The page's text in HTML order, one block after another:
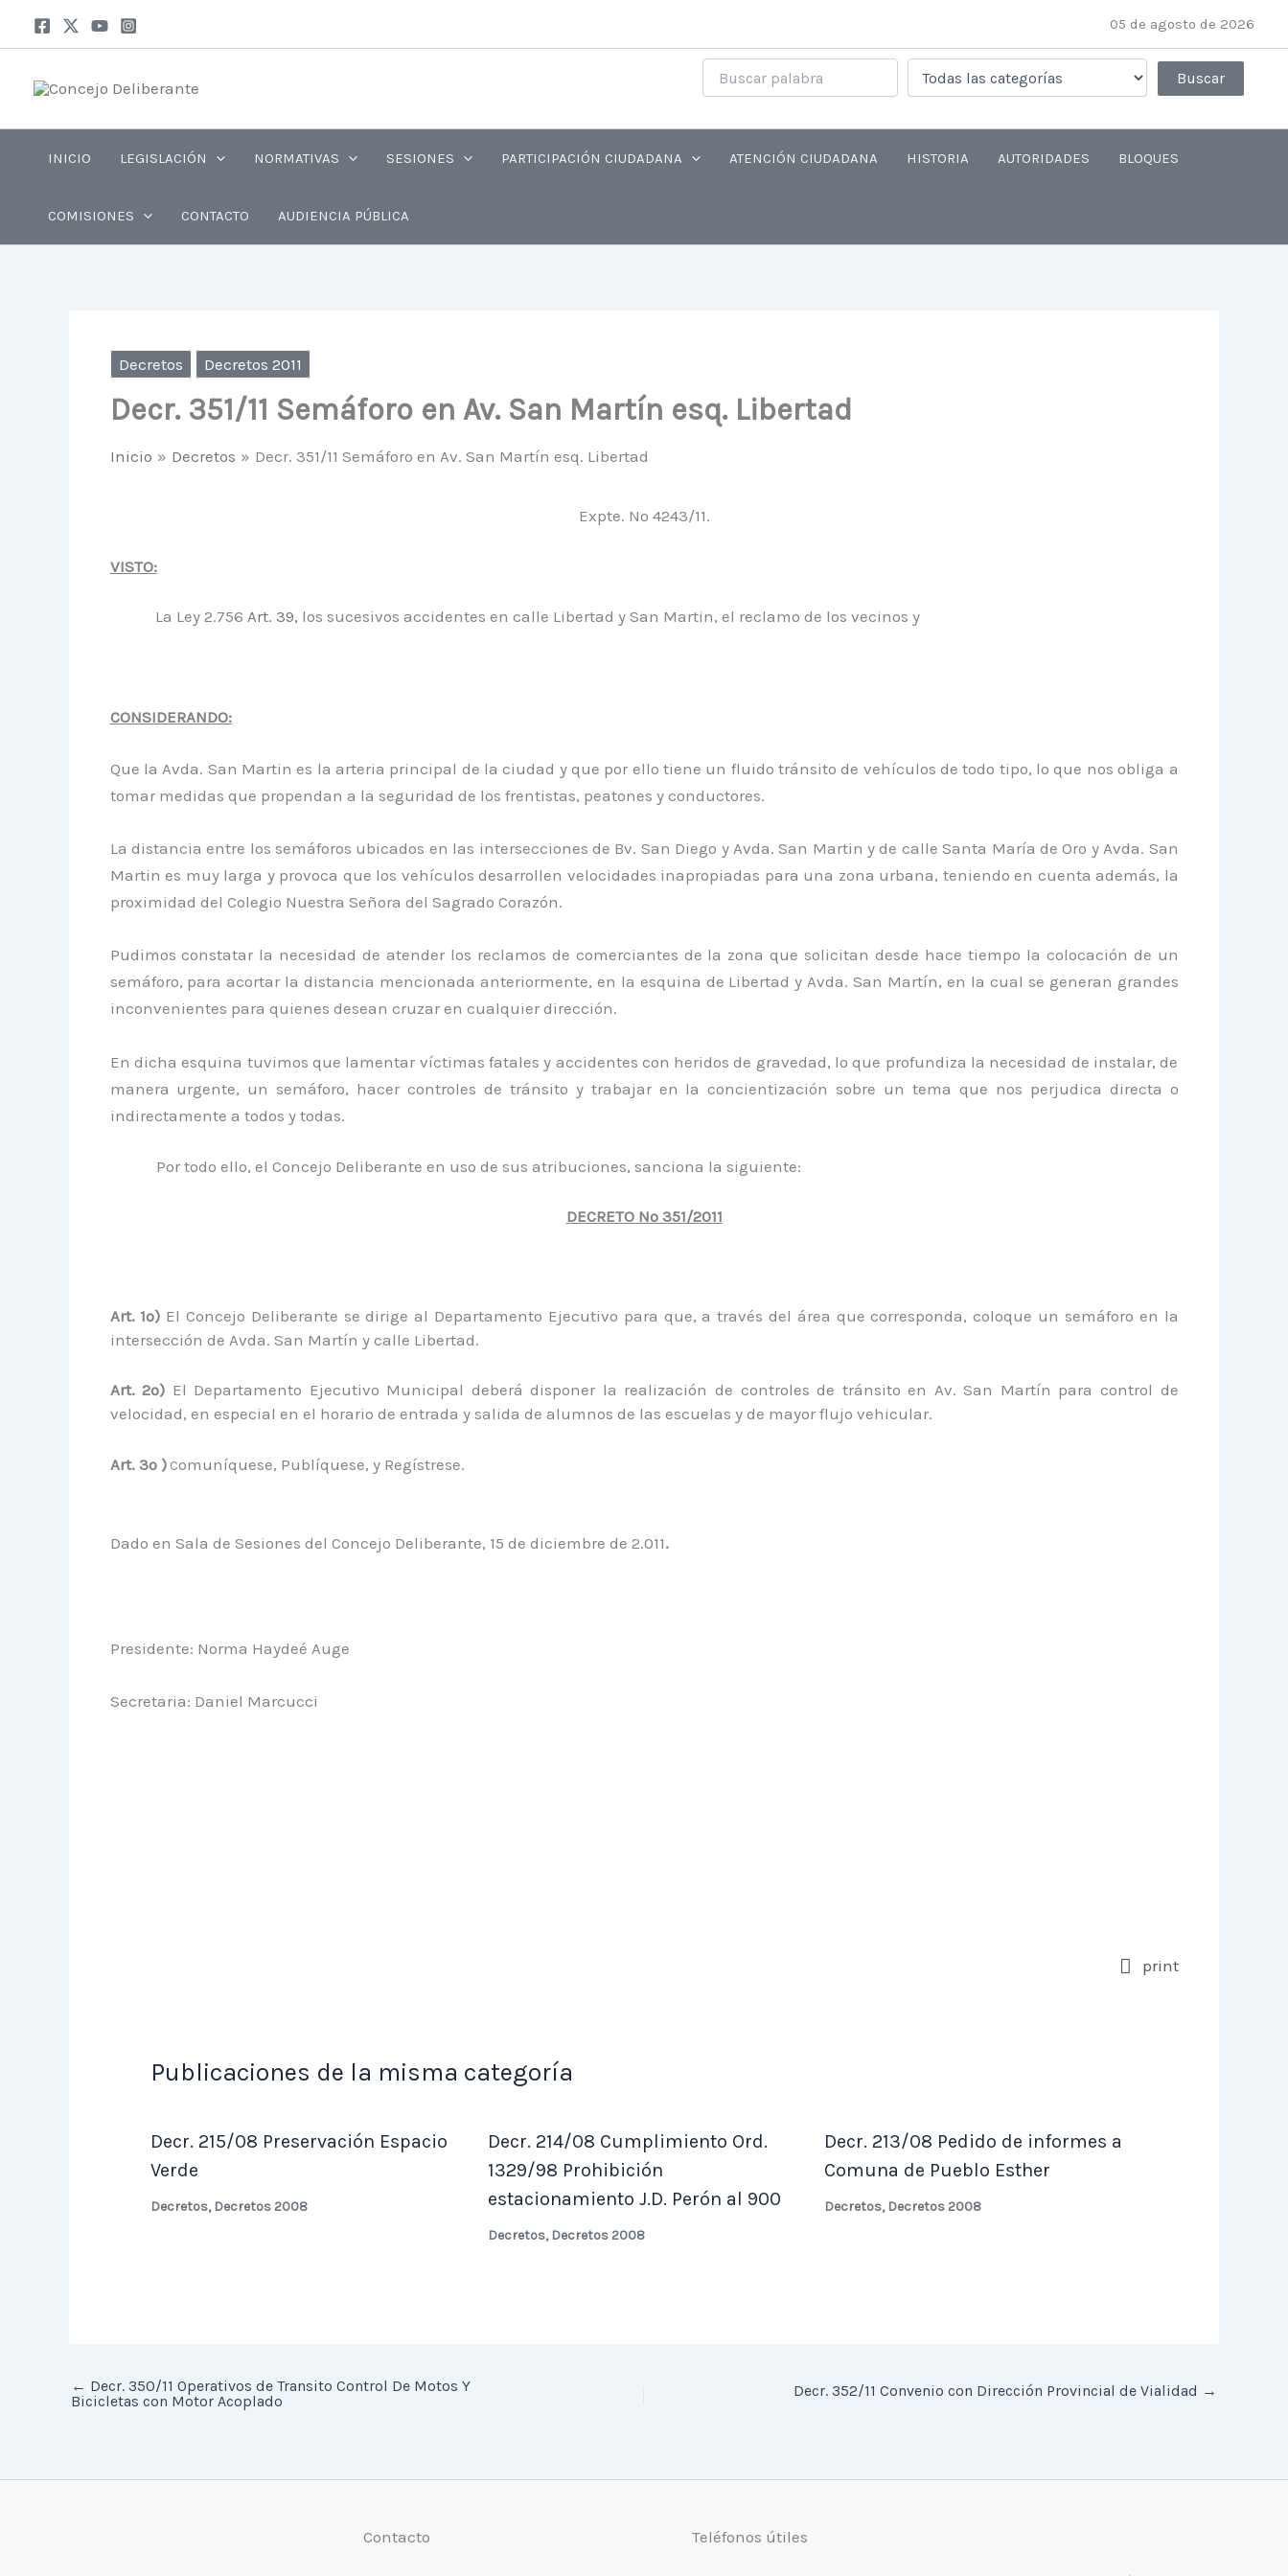
05 de agosto de 2026
INICIO LEGISLACIÓN NORMATIVAS SESIONES PARTICIPACIÓN CIUDADANA ATENCIÓN CIUDADANA HISTORIA AUTORIDADES BLOQUES
COMISIONES CONTACTO AUDIENCIA PÚBLICA
Decretos Decretos 2011
Decr. 351/11 Semáforo en Av. San Martín esq. Libertad
Inicio Decretos Decr. 351/11 Semáforo en Av. San Martín esq. Libertad
Expte. Nº 4243/11.
VISTO:
La Ley 2.756 Art. 39, los sucesivos accidentes en calle Libertad y San Martin, el reclamo de los vecinos y
CONSIDERANDO:
Que la Avda. San Martin es la arteria principal de la ciudad y que por ello tiene un fluido tránsito de vehículos de todo tipo, lo que nos obliga a
tomar medidas que propendan a la seguridad de los frentistas, peatones y conductores.
La distancia entre los semáforos ubicados en las intersecciones de Bv. San Diego y Avda. San Martin y de calle Santa María de Oro y Avda. San
Martin es muy larga y provoca que los vehículos desarrollen velocidades inapropiadas para una zona urbana, teniendo en cuenta además, la
proximidad del Colegio Nuestra Señora del Sagrado Corazón.
Pudimos constatar la necesidad de atender los reclamos de comerciantes de la zona que solicitan desde hace tiempo la colocación de un
semáforo, para acortar la distancia mencionada anteriormente, en la esquina de Libertad y Avda. San Martín, en la cual se generan grandes
inconvenientes para quienes desean cruzar en cualquier dirección.
En dicha esquina tuvimos que lamentar víctimas fatales y accidentes con heridos de gravedad, lo que profundiza la necesidad de instalar, de
manera urgente, un semáforo, hacer controles de tránsito y trabajar en la concientización sobre un tema que nos perjudica directa o
indirectamente a todos y todas.
Por todo ello, el Concejo Deliberante en uso de sus atribuciones, sanciona la siguiente:
DECRETO Nº 351/2011
Art. 1º) El Concejo Deliberante se dirige al Departamento Ejecutivo para que, a través del área que corresponda, coloque un semáforo en la
intersección de Avda. San Martín y calle Libertad.
Art. 2º) El Departamento Ejecutivo Municipal deberá disponer la realización de controles de tránsito en Av. San Martín para control de
velocidad, en especial en el horario de entrada y salida de alumnos de las escuelas y de mayor flujo vehicular.
Art. 3º ) Comuníquese, Publíquese, y Regístrese.
Dado en Sala de Sesiones del Concejo Deliberante, 15 de diciembre de 2.011.
Presidente: Norma Haydeé Auge
Secretaria: Daniel Marcucci
print
Publicaciones de la misma categoría
Decr. 215/08 Preservación Espacio
Verde
Decretos, Decretos 2008
Decr. 214/08 Cumplimiento Ord.
1329/98 Prohibición
estacionamiento J.D. Perón al 900
Decretos, Decretos 2008
Decr. 213/08 Pedido de informes a
Comuna de Pueblo Esther
Decretos, Decretos 2008
← Decr. 350/11 Operativos de Transito Control De Motos Y
Bicicletas con Motor Acoplado
Decr. 352/11 Convenio con Dirección Provincial de Vialidad →
Contacto Teléfonos útiles